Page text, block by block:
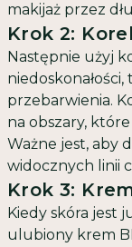
makijaż przez
Krok 2:
Następnie użyj
przebarwienia.
na obszary,
Ważne jest, aby
widocznych linii
Krok 3:
Kiedy skóra jest
ulubiony krem